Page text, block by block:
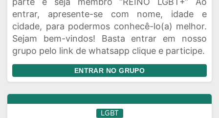
entrar, apresente-se com nome, idade e
cidade, para podermos conhecê-lo(a) melhor.
Sejam bem-vindos! Basta entrar em nosso
grupo pelo link de whatsapp clique e participe.
ENTRAR NO GRUPO
LGBT